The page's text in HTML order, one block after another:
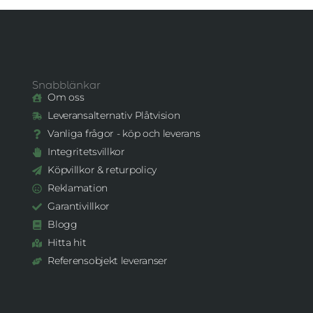
Snabblänkar
Om oss
Leveransalternativ Plåtvision
Vanliga frågor - köp och leverans
Integritetsvillkor
Köpvillkor & returpolicy
Reklamation
Garantivillkor
Blogg
Hitta hit
Referensobjekt leveranser